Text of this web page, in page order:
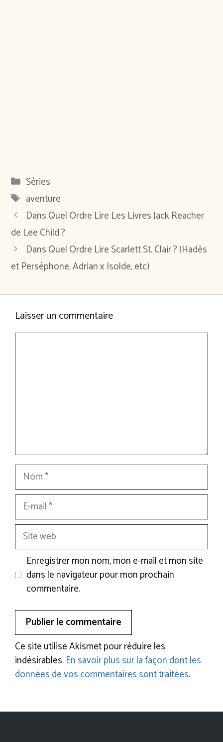
Catégories
Séries
Étiquettes
aventure
Dans Quel Ordre Lire Les Livres Jack Reacher
de Lee Child ?
Dans Quel Ordre Lire Scarlett St. Clair ? (Hadès
et Perséphone, Adrian x Isolde, etc)
Laisser un commentaire
Nom
mail
Site
web
Enregistrer mon nom, mon e-mail et mon site
dans le navigateur pour mon prochain
commentaire.
Ce site utilise Akismet pour réduire les
indésirables.En savoir plus sur la façon dont les
données de vos commentaires sont traitées.